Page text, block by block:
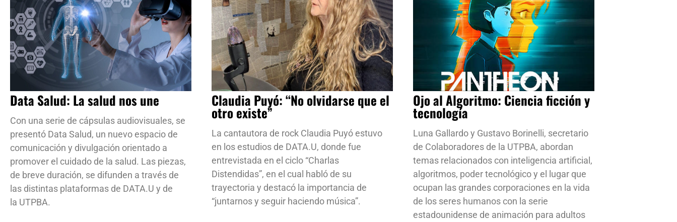
Data Salud: La salud nos une
Con una serie de cápsulas audiovisuales, se
presentó Data Salud, un nuevo espacio de
comunicación y divulgación orientado a
promover el cuidado de la salud. Las piezas,
de breve duración, se difunden a través de
las distintas plataformas de DATA.U y de
la UTPBA.
Claudia Puyó: “No olvidarse que el
otro existe”
La cantautora de rock Claudia Puyó estuvo
en los estudios de DATA.U, donde fue
entrevistada en el ciclo “Charlas
Distendidas”, en el cual habló de su
trayectoria y destacó la importancia de
“juntarnos y seguir haciendo música”.
Ojo al Algoritmo: Ciencia ficción y
tecnología
Luna Gallardo y Gustavo Borinelli, secretario
de Colaboradores de la UTPBA, abordan
temas relacionados con inteligencia artificial,
algoritmos, poder tecnológico y el lugar que
ocupan las grandes corporaciones en la vida
de los seres humanos con la serie
estadounidense de animación para adultos